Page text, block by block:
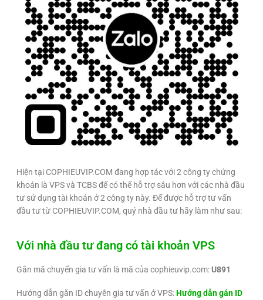
Hiện tại COPHIEUVIP.COM đang hợp tác với 2 công ty chứng
khoán là VPS và TCBS để có thể hỗ trợ sâu hơn với các nhà đầu
tư sử dụng tài khoản ở 2 công ty này. Để được hỗ trợ tư vấn
đầu tư từ COPHIEUVIP.COM, quý nhà đầu tư hãy làm như sau:
Với nhà đầu tư đang có tài khoản VPS
Gắn mã chuyển gia tư vấn là mã của cophieuvip.com:U891
Hướng dẫn gắn ID chuyên gia tư vấn ở VPS:Hướng dẫn gán ID